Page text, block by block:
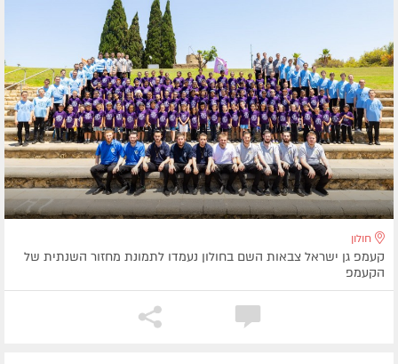
חולון
קעמפ גן ישראל צבאות השם בחולון נעמדו לתמונת מחזור השנתית של
הקעמפ